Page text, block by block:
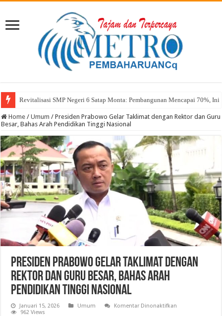
Revitalisasi SMP Negeri 6 Satap Monta: Pembangunan Mencapai 70%,
Sekda Abul: Pelantikan adalah Pengakuan Kompetensi
Home / Umum / Presiden Prabowo Gelar Taklimat dengan Rektor dan Guru
Besar, Bahas Arah Pendidikan Tinggi Nasional
Presiden Prabowo Gelar Taklimat dengan
Rektor dan Guru Besar, Bahas Arah
Pendidikan Tinggi Nasional
Januari 15, 2026 Umum Komentar Dinonaktifkan
962 Views